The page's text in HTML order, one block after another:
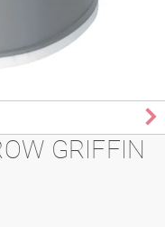
GRIFFIN